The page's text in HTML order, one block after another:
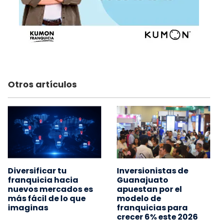
Otros artículos
Diversificar tu
franquicia hacia
nuevos mercados es
más fácil de lo que
imaginas
Inversionistas de
Guanajuato
apuestan por el
modelo de
franquicias para
crecer 6% este 2026